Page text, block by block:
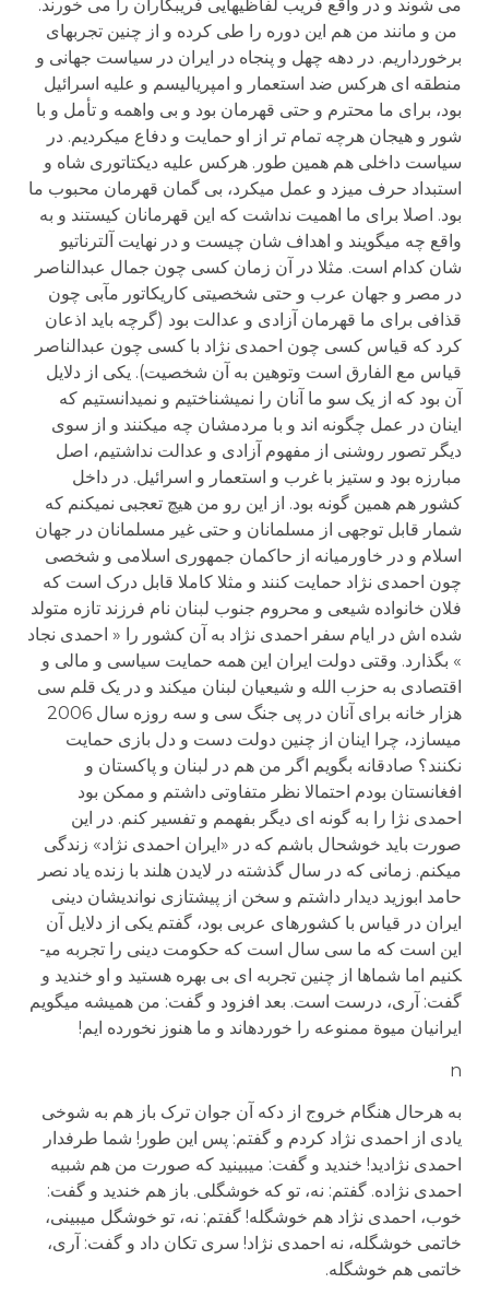
می شوند و در واقع فریب لفاظی­هایی فریبکاران را می خورند.
من و مانند من هم این دوره را طی کرده و از چنین تجربه­ای
برخورداریم. در دهه چهل و پنجاه در ایران در سیاست جهانی و
منطقه ای هرکس ضد استعمار و امپریالیسم و علیه اسرائیل
بود، برای ما محترم و حتی قهرمان بود و بی واهمه و تأمل و با
شور و هیجان هرچه تمام تر از او حمایت و دفاع می­کردیم. در
سیاست داخلی هم همین طور. هرکس علیه دیکتاتوری شاه و
استبداد حرف می­زد و عمل می­کرد، بی گمان قهرمان محبوب ما
بود. اصلا برای ما اهمیت نداشت که این قهرمانان کیستند و به
واقع چه می­گویند و اهداف شان چیست و در نهایت آلترناتیو
شان کدام است. مثلا در آن زمان کسی چون جمال عبدالناصر
در مصر و جهان عرب و حتی شخصیتی کاریکاتور مآبی چون
قذافی برای ما قهرمان آزادی و عدالت بود (گرچه باید اذعان
کرد که قیاس کسی چون احمدی نژاد با کسی چون عبدالناصر
قیاس مع الفارق است وتوهین به آن شخصیت). یکی از دلایل
آن بود که از یک سو ما آنان را نمی­شناختیم و نمی­دانستیم که
اینان در عمل چگونه اند و با مردمشان چه می­کنند و از سوی
دیگر تصور روشنی از مفهوم آزادی و عدالت نداشتیم، اصل
مبارزه بود و ستیز با غرب و استعمار و اسرائیل. در داخل
کشور هم همین گونه بود. از این رو من هیچ تعجبی نمی­کنم که
شمار قابل توجهی از مسلمانان و حتی غیر مسلمانان در جهان
اسلام و در خاورمیانه از حاکمان جمهوری اسلامی و شخصی
چون احمدی نژاد حمایت کنند و مثلا کاملا قابل درک است که
فلان خانواده شیعی و محروم جنوب لبنان نام فرزند تازه متولد
شده اش در ایام سفر احمدی نژاد به آن کشور را « احمدی نجاد
» بگذارد. وقتی دولت ایران این همه حمایت سیاسی و مالی و
اقتصادی به حزب الله و شیعیان لبنان می­کند و در یک قلم سی
می­سازد، چرا اینان از چنین دولت دست و دل بازی حمایت
نکنند؟ صادقانه بگویم اگر من هم در لبنان و پاکستان و
افغانستان بودم احتمالا نظر متفاوتی داشتم و ممکن بود
احمدی نژا را به گونه ای دیگر بفهمم و تفسیر کنم. در این
صورت باید خوشحال باشم که در «ایران احمدی نژاد» زندگی
می­کنم. زمانی که در سال گذشته در لایدن هلند با زنده یاد نصر
حامد ابوزید دیدار داشتم و سخن از پیشتازی نواندیشان دینی
ایران در قیاس با کشورهای عربی بود، گفتم یکی از دلایل آن
این است که ما سی سال است که حکومت دینی را تجربه می­
کنیم اما شماها از چنین تجربه ای بی بهره هستید و او خندید و
گفت: آری، درست است. بعد افزود و گفت: من همیشه می­گویم
ایرانیان میوة ممنوعه را خورده­اند و ما هنوز نخورده ایم!
n
به هرحال هنگام خروج از دکه آن جوان ترک باز هم به شوخی
یادی از احمدی نژاد کردم و گفتم: پس این طور! شما طرفدار
احمدی نژادید! خندید و گفت: می­بینید که صورت من هم شبیه
احمدی نژاده. گفتم: نه، تو که خوشگلی. باز هم خندید و گفت:
خوب، احمدی نژاد هم خوشگله! گفتم: نه، تو خوشگل می­بینی،
خاتمی خوشگله، نه احمدی نژاد! سری تکان داد و گفت: آری،
خاتمی هم خوشگله.